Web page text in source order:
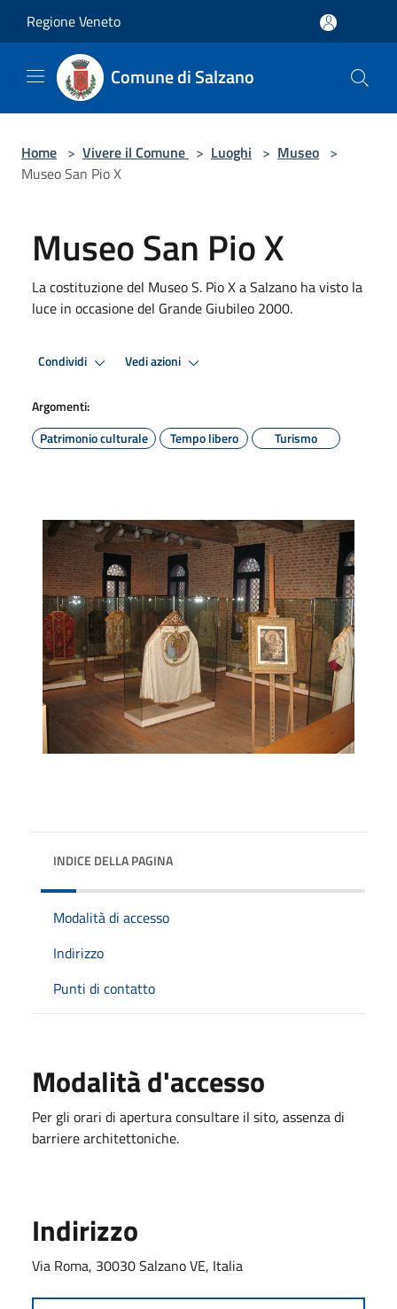
Regione Veneto
Comune di Salzano
Home > Vivere il Comune > Luoghi > Museo >
Museo San Pio X
Museo San Pio X
La costituzione del Museo S. Pio X a Salzano ha visto la
luce in occasione del Grande Giubileo 2000.
Condividi Vedi azioni
Argomenti:
Patrimonio culturale
Tempo libero Turismo
INDICE DELLA PAGINA
Modalità di accesso
Indirizzo
Punti di contatto
Modalità d'accesso
Per gli orari di apertura consultare il sito, assenza di
barriere architettoniche.
Indirizzo
Via Roma, 30030 Salzano VE, Italia